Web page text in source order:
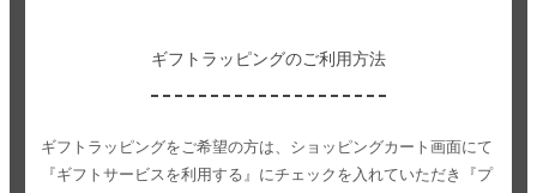
ギフトラッピングのご利用方法
ギフトラッピングをご希望の方は、ショッピングカート画面にて
『ギフトサービスを利用する』にチェックを入れていただき
『プ